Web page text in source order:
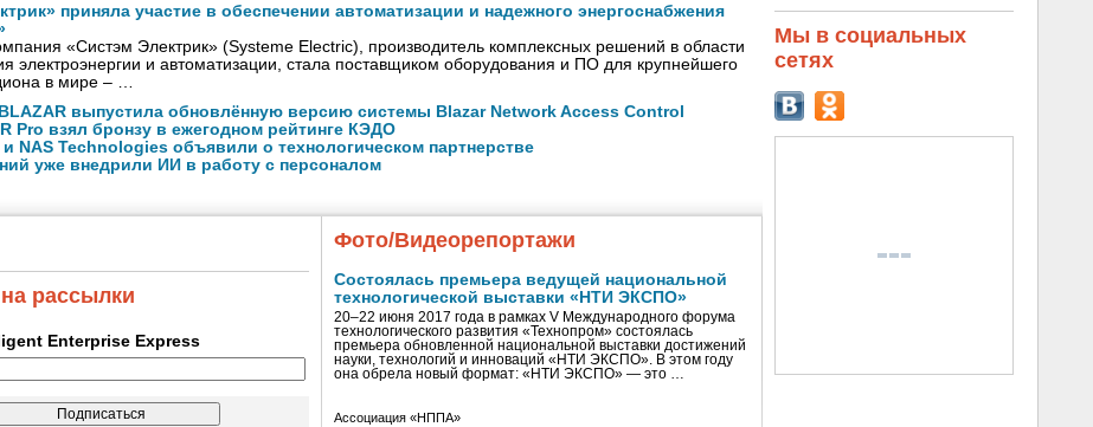
приняла участие в обеспечении автоматизации и надежного энергоснабжения
«Систэм Электрик» (Systeme Electric), производитель комплексных решений в области
электроэнергии и автоматизации, стала поставщиком оборудования и ПО для крупнейшего
в мире – …
выпустила обновлённую версию системы Blazar Network Access Control
Pro взял бронзу в ежегодном рейтинге КЭДО
NAS Technologies объявили о технологическом партнерстве
уже внедрили ИИ в работу с персоналом
рассылки
Enterprise Express
Фото/Видеорепортажи
Состоялась премьера ведущей национальной
технологической выставки «НТИ ЭКСПО»
20–22 июня 2017 года в рамках V Международного форума
технологического развития «Технопром» состоялась
премьера обновленной национальной выставки достижений
науки, технологий и инноваций «НТИ ЭКСПО». В этом году
она обрела новый формат: «НТИ ЭКСПО» — это …
Ассоциация «НППА»
Мы в социальных
сетях